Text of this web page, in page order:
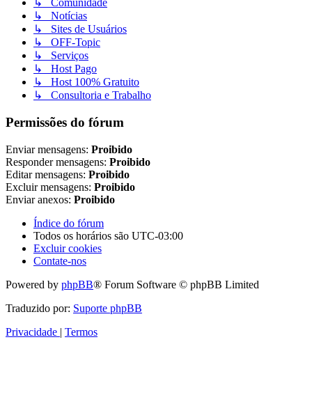
↳ Comunidade
↳ Notícias
↳ Sites de Usuários
↳ OFF-Topic
↳ Serviços
↳ Host Pago
↳ Host 100% Gratuito
↳ Consultoria e Trabalho
Permissões do fórum
Enviar mensagens: Proibido
Responder mensagens: Proibido
Editar mensagens: Proibido
Excluir mensagens: Proibido
Enviar anexos: Proibido
Índice do fórum
Todos os horários são UTC-03:00
Excluir cookies
Contate-nos
Powered by phpBB® Forum Software © phpBB Limited
Traduzido por: Suporte phpBB
Privacidade | Termos